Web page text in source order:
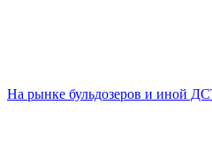
На рынке бульдозеров и иной